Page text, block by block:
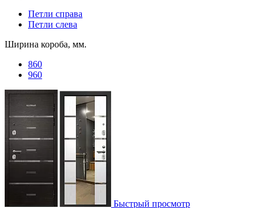
Петли справа
Петли слева
Ширина короба, мм.
860
960
Быстрый просмотр